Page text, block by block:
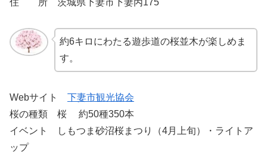
住 所 茨城県下妻市下妻丙175
約6キロにわたる遊歩道の桜並木が楽しめま
す。
Webサイト 下妻市観光協会
桜の種類 桜 約50種350本
イベント しもつま砂沼桜まつり（4月上旬）・ライトア
ップ